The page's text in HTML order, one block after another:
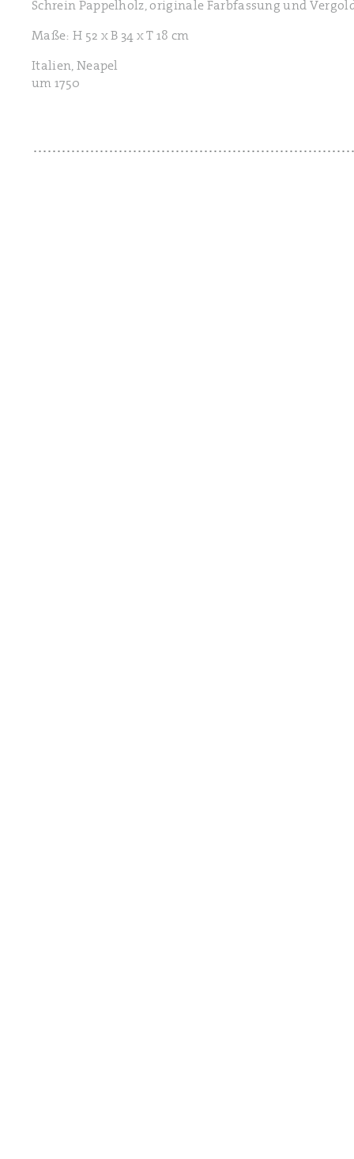
Schrein Pappelholz, originale Farbfassung und
Maße: H 52 x B 34 x T 18 cm
Italien, Neapel
um 1750